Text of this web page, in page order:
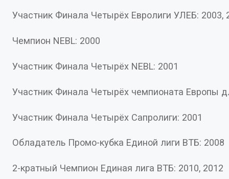
Участник Финала Четырёх Евролиги
Чемпион NEBL: 2000
Участник Финала Четырёх NEBL: 2001
Участник Финала Четырёх
Участник Финала Четырёх Сапролиги: 2001
Обладатель Промо-кубка Единой лиги ВТБ: 2008
2-кратный Чемпион Единая лига ВТБ: 2010, 2012